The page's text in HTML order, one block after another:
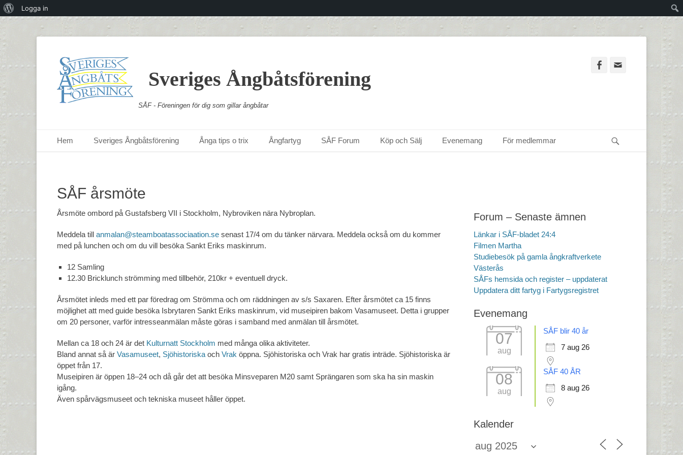
Sveriges Ångbåtsförening
SÅF - Föreningen för dig som gillar ångbåtar
Facebook
Primär meny
Hem Sveriges Ångbåtsförening Ånga tips o trix Ångfartyg SÅF Forum Köp och Sälj Evenemang För medlemmar
SÅF årsmöte
Årsmöte ombord på Gustafsberg VII i Stockholm, Nybroviken nära Nybroplan.
Meddela till anmalan@steamboatassociaation.se senast 17/4 om du tänker närvara. Meddela också om du kommer
med på lunchen och om du vill besöka Sankt Eriks maskinrum.
12 Samling
12.30 Bricklunch strömming med tillbehör, 210kr + eventuell dryck.
Årsmötet inleds med ett par föredrag om Strömma och om räddningen av s/s Saxaren. Efter årsmötet ca 15 finns
möjlighet att med guide besöka Isbrytaren Sankt Eriks maskinrum, vid museipiren bakom Vasamuseet. Detta i grupper
om 20 personer, varför intresseanmälan måste göras i samband med anmälan till årsmötet.
Mellan ca 18 och 24 är det Kulturnatt Stockholm med många olika aktiviteter.
Bland annat så är Vasamuseet, Sjöhistoriska och Vrak öppna. Sjöhistoriska och Vrak har gratis inträde. Sjöhistoriska är
öppet från 17.
Museipiren är öppen 18–24 och då går det att besöka Minsveparen M20 samt Sprängaren som ska ha sin maskin
igång.
Även spårvägsmuseet och tekniska museet håller öppet.
Forum – Senaste ämnen
Länkar i SÅF-bladet 24:4
Filmen Martha
Studiebesök på gamla ångkraftverkete
Västerås
SÅFs hemsida och register – uppdaterat
Uppdatera ditt fartyg i Fartygsregistret
Evenemang
07
aug
SÅF blir 40 år
7 aug 26
08
aug
SÅF 40 ÅR
8 aug 26
Kalender
OmLogga in